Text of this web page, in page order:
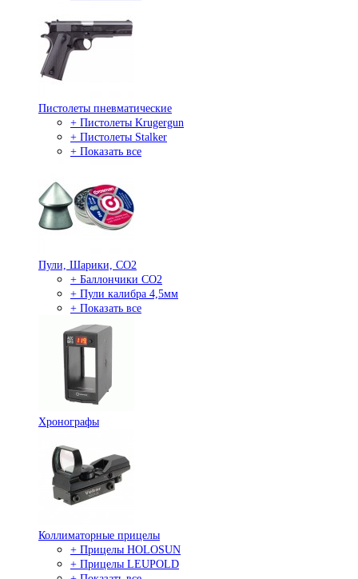
Пистолеты пневматические
+ Пистолеты Krugergun
+ Пистолеты Stalker
+ Показать все
Пули, Шарики, СО2
+ Баллончики СО2
+ Пули калибра 4,5мм
+ Показать все
Хронографы
Коллиматорные прицелы
+ Прицелы HOLOSUN
+ Прицелы LEUPOLD